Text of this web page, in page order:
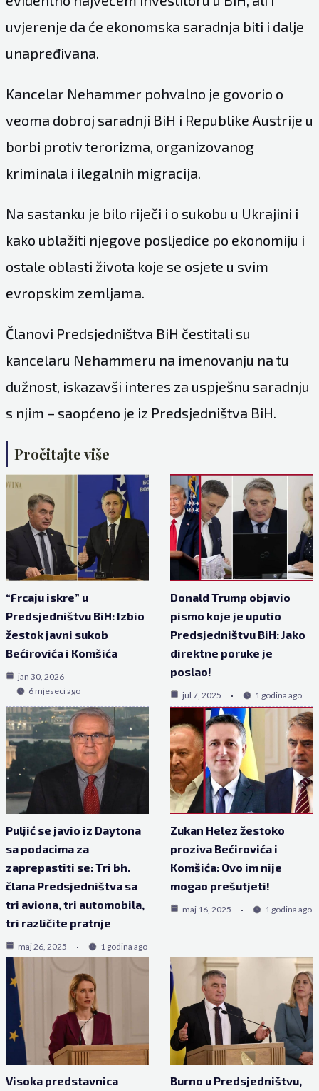
uvjerenje da će ekonomska saradnja biti i dalje
unapređivana.
Kancelar Nehammer pohvalno je govorio o
veoma dobroj saradnji BiH i Republike Austrije u
borbi protiv terorizma, organizovanog
kriminala i ilegalnih migracija.
Na sastanku je bilo riječi i o sukobu u Ukrajini i
kako ublažiti njegove posljedice po ekonomiju i
ostale oblasti života koje se osjete u svim
evropskim zemljama.
Članovi Predsjedništva BiH čestitali su
kancelaru Nehammeru na imenovanju na tu
dužnost, iskazavši interes za uspješnu saradnju
s njim – saopćeno je iz Predsjedništva BiH.
Pročitajte više
“Frcaju iskre” u
Predsjedništvu BiH: Izbio
žestok javni sukob
Bećirovića i Komšića
jan 30, 2026
6 mjeseci ago
Donald Trump objavio
pismo koje je uputio
Predsjedništvu BiH: Jako
direktne poruke je
poslao!
jul 7, 2025 1 godina ago
Puljić se javio iz Daytona
sa podacima za
zaprepastiti se: Tri bh.
člana Predsjedništva sa
tri aviona, tri automobila,
tri različite pratnje
maj 26, 2025 1 godina ago
Zukan Helez žestoko
proziva Bećirovića i
Komšića: Ovo im nije
mogao prešutjeti!
maj 16, 2025 1 godina ago
Visoka predstavnica
Burno u Predsjedništvu,